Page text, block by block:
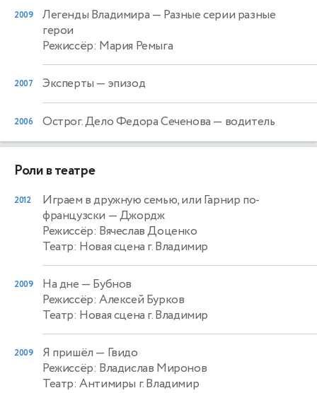
2009 Легенды Владимира — Разные серии разные
герои
Режиссёр: Мария Ремыга
2007 Эксперты — эпизод
2006 Острог. Дело Федора Сеченова — водитель
Роли в театре
2012
Играем в дружную семью, или Гарнир по-
французски — Джордж
Режиссёр: Вячеслав Доценко
Театр: Новая сцена г. Владимир
2009 На дне — Бубнов
Режиссёр: Алексей Бурков
Театр: Новая сцена г. Владимир
2009 Я пришёл — Гвидо
Режиссёр: Владислав Миронов
Театр: Антимиры г. Владимир